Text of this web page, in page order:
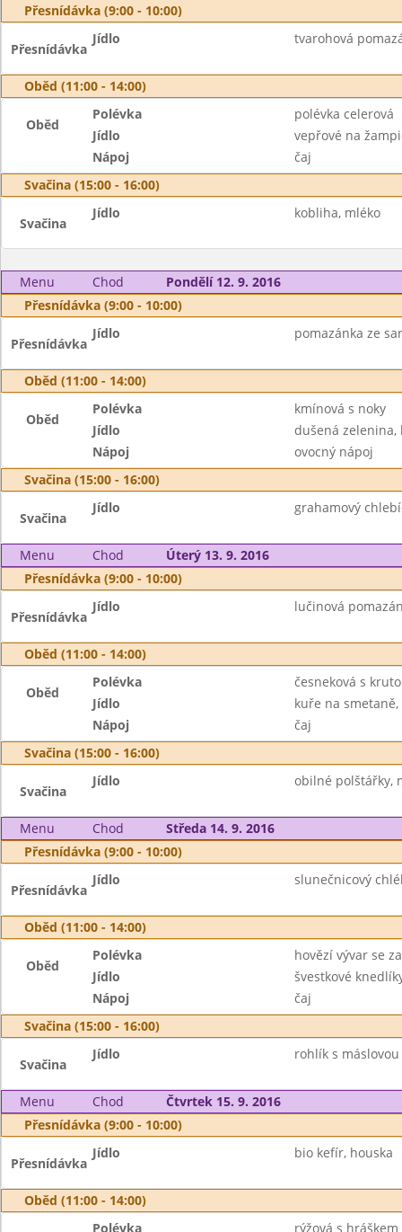
Přesnídávka (9:00 - 10:00)
Přesnídávka
Jídlo tvarohová
Oběd (11:00 - 14:00)
Oběd
Polévka
polévka celerová
Jídlo
vepřové na
Nápoj
čaj
Svačina (15:00 - 16:00)
Svačina
Jídlo kobliha, mléko
Menu Chod
Pondělí 12. 9. 2016
Přesnídávka (9:00 - 10:00)
Přesnídávka
Jídlo pomazánka ze
Oběd (11:00 - 14:00)
Oběd
Polévka
kmínová s noky
Jídlo
dušená zelenina,
Nápoj
ovocný nápoj
Svačina (15:00 - 16:00)
Svačina
Jídlo grahamový
Menu Chod
Úterý 13. 9. 2016
Přesnídávka (9:00 - 10:00)
Přesnídávka
Jídlo lučinová
Oběd (11:00 - 14:00)
Oběd
Polévka
česneková s
Jídlo
kuře na
Nápoj
čaj
Svačina (15:00 - 16:00)
Svačina
Jídlo obilné polštářky,
Menu Chod
Středa 14. 9. 2016
Přesnídávka (9:00 - 10:00)
Přesnídávka
Jídlo slunečnicový
Oběd (11:00 - 14:00)
Oběd
Polévka
hovězí vývar se
Jídlo
švestkové
Nápoj
čaj
Svačina (15:00 - 16:00)
Svačina
Jídlo rohlík s
Menu Chod
Čtvrtek 15. 9. 2016
Přesnídávka (9:00 - 10:00)
Přesnídávka
Jídlo bio kefír, houska
Oběd (11:00 - 14:00)
Polévka rýžová s hráškem